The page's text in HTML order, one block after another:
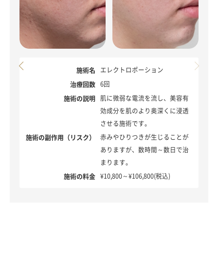
診療時間：11時-20時
施術名
エレクトロポーション
治療回数 6回
施術の説明 肌に微弱な電流を流し、美容有
効成分を肌のより奥深くに浸透
させる施術です。
施術の副作用（リスク）
赤みやひりつきが生じることが
ありますが、数時間～数日で治
まります。
施術の料金 ¥10,800～¥106,800(税込)